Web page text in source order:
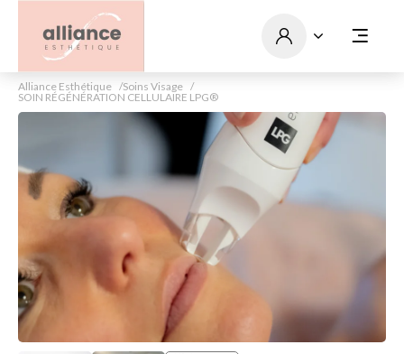
Alliance Esthétique
Soins Visage
SOIN RÉGÉNÉRATION CELLULAIRE LPG®